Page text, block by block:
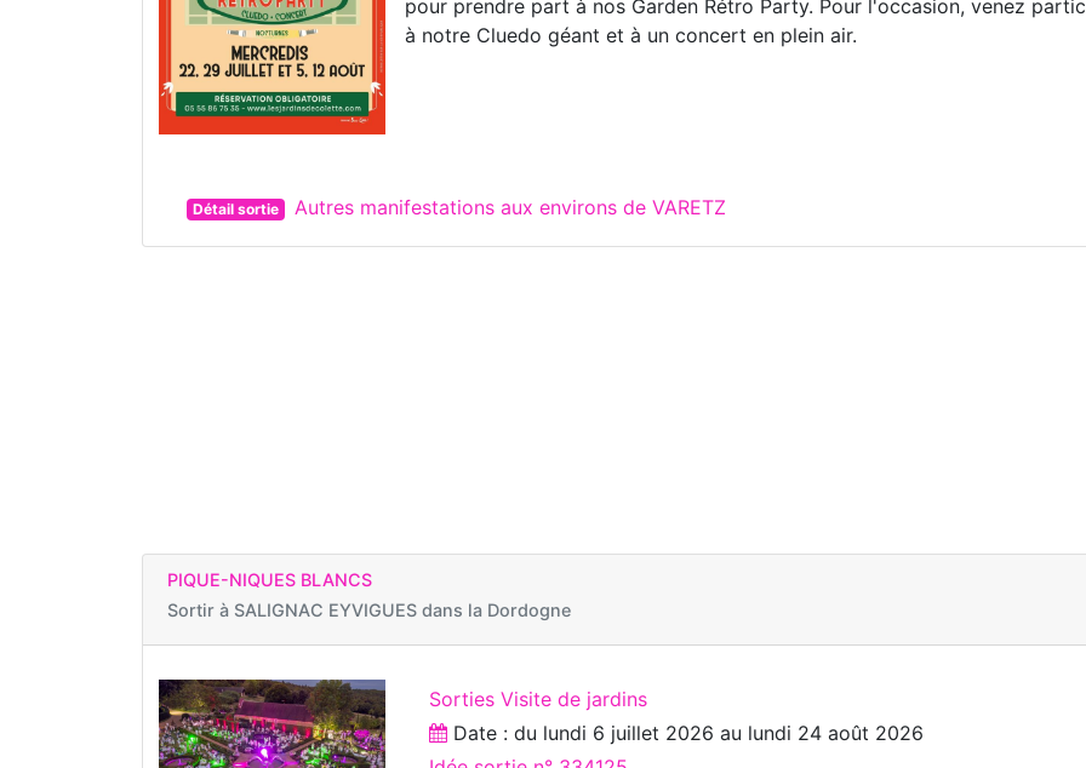
pour prendre part à nos Garden Rétro Party. Pour l'occasion, venez
à notre Cluedo géant et à un concert en plein air.
Détail sortie Autres manifestations aux environs de VARETZ
PIQUE-NIQUES BLANCS
Sortir à SALIGNAC EYVIGUES dans la Dordogne
Sorties Visite de jardins
Date : du lundi 6 juillet 2026 au lundi 24 août 2026